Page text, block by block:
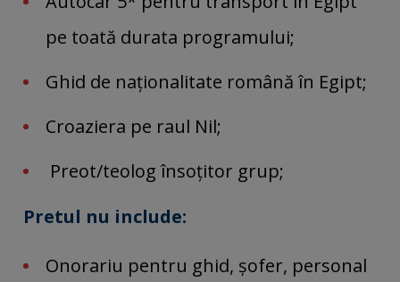
pe toată durata programului;
Ghid de naţionalitate română în Egipt;
Croaziera pe raul Nil;
Preot/teolog însoţitor grup;
Pretul nu include:
Onorariu pentru ghid, șofer, personal